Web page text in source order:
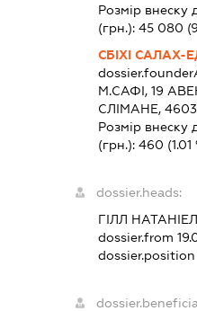
Розмір внеску
(грн.): 45 080
СБІХІ САЛАХ-
М.САФІ, 19
СЛІМАНЕ, 4603
Розмір внеску
(грн.): 460 (1.01
dossier.heads:
ГІЛЛ НАТАНІЕЛ
dossier.from